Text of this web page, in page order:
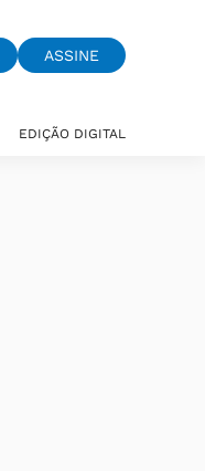
ASSINE
EDIÇÃO DIGITAL